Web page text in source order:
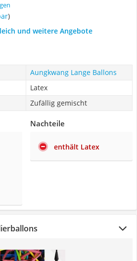
)
und weitere Angebote
Aungkwang Lange Ballons
Latex
Zufällig gemischt
Nachteile
enthält Latex